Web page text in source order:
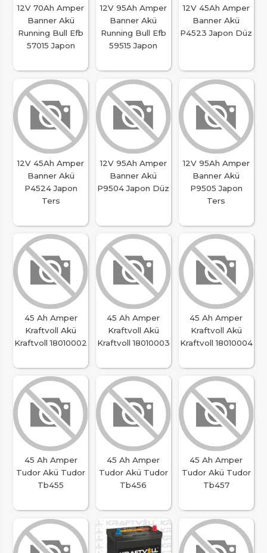
12V 70Ah Amper
Banner Akü
Running Bull Efb
57015 Japon
12V 95Ah Amper
Banner Akü
Running Bull Efb
59515 Japon
12V 45Ah Amper
Banner Akü
P4523 Japon Düz
12V 45Ah Amper
Banner Akü
P4524 Japon
Ters
12V 95Ah Amper
Banner Akü
P9504 Japon Düz
12V 95Ah Amper
Banner Akü
P9505 Japon
Ters
45 Ah Amper
Kraftvoll Akü
Kraftvoll 18010002
45 Ah Amper
Kraftvoll Akü
Kraftvoll 18010003
45 Ah Amper
Kraftvoll Akü
Kraftvoll 18010004
45 Ah Amper
Tudor Akü Tudor
Tb455
45 Ah Amper
Tudor Akü Tudor
Tb456
45 Ah Amper
Tudor Akü Tudor
Tb457